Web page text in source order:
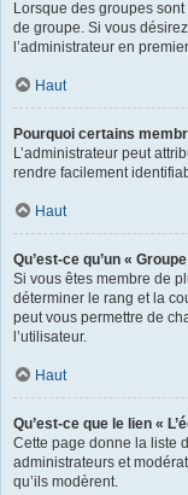
Lorsque des groupes
de groupe. Si vous
l’administrateur en
Haut
Pourquoi certains
L’administrateur peut
rendre facilement
Haut
Qu’est-ce qu’un «
Si vous êtes membre de
déterminer le rang et la
peut vous permettre de
l’utilisateur.
Haut
Qu’est-ce que le lien «
Cette page donne la liste
administrateurs et
qu’ils modèrent.